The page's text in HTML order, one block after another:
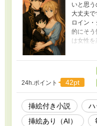
いと思
大丈夫
ロイン
的にそう
は女性
姿をし
た。 結
告げられ
トには、
最初から
ていた
は、過酷
ことを知
24h.ポイント 42pt
挿絵付き小説 ハ
挿絵あり（AI）